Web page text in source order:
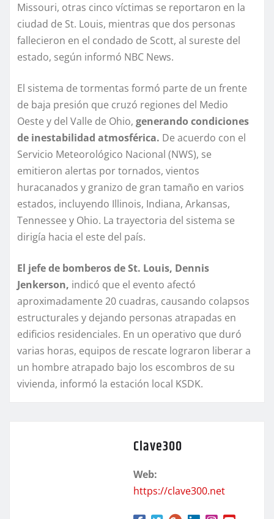
Missouri, otras cinco víctimas se reportaron en la
ciudad de St. Louis, mientras que dos personas
fallecieron en el condado de Scott, al sureste del
estado, según informó NBC News.
El sistema de tormentas formó parte de un frente
de baja presión que cruzó regiones del Medio
Oeste y del Valle de Ohio, generando condiciones
de inestabilidad atmosférica. De acuerdo con el
Servicio Meteorológico Nacional (NWS), se
emitieron alertas por tornados, vientos
huracanados y granizo de gran tamaño en varios
estados, incluyendo Illinois, Indiana, Arkansas,
Tennessee y Ohio. La trayectoria del sistema se
dirigía hacia el este del país.
El jefe de bomberos de St. Louis, Dennis
Jenkerson, indicó que el evento afectó
aproximadamente 20 cuadras, causando colapsos
estructurales y dejando personas atrapadas en
edificios residenciales. En un operativo que duró
varias horas, equipos de rescate lograron liberar a
un hombre atrapado bajo los escombros de su
vivienda, informó la estación local KSDK.
Clave300
Web:
https://clave300.net